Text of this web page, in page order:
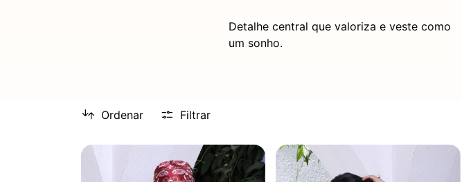
Detalhe central que valoriza e veste como
um sonho.
Ordenar Filtrar